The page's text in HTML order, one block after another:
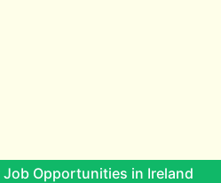
Opportunities in Ireland